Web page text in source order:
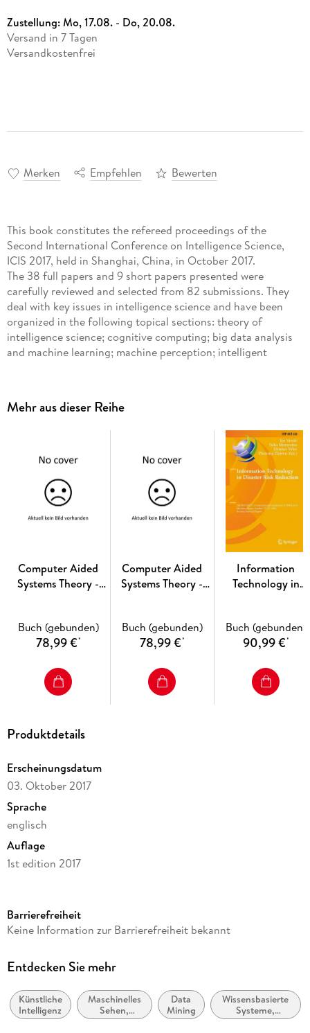
Zustellung:Mo, 17.08. - Do, 20.08.
Versand in 7 Tagen
Versandkostenfrei
Merken Empfehlen Bewerten
This book constitutes the refereed proceedings of the
Second International Conference on Intelligence Science,
ICIS 2017, held in Shanghai, China, in October 2017.
The 38 full papers and 9 short papers presented were
carefully reviewed and selected from 82 submissions. They
deal with key issues in intelligence science and have been
organized in the following topical sections: theory of
intelligence science; cognitive computing; big data analysis
and machine learning; machine perception; intelligent
Mehr aus dieser Reihe
Computer Aided
Systems Theory -
Buch (gebunden)
78,99 €*
Computer Aided
Systems Theory -
Buch (gebunden)
78,99 €*
Information
Technology in
Buch (gebunden)
90,99 €*
Produktdetails
Erscheinungsdatum
03. Oktober 2017
Sprache
englisch
Auflage
1st edition 2017
Reihe
Herausgegeben von
Verlag/Hersteller
Springer
Barrierefreiheit
Keine Information zur Barrierefreiheit bekannt
Entdecken Sie mehr
Künstliche
Intelligenz
Maschinelles
Sehen,
Bildverstehen
Data
Mining
Wissensbasierte
Systeme,
Expertensysteme